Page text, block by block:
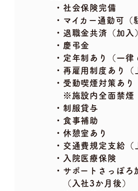
・社会保険完備
・マイカー通勤可（
・退職金共済（加入
・慶弔金
・定年制あり（一律
・再雇用制度あり（
・受動喫煙対策あり
※施設内全面禁煙
・制服貸与
・食事補助
・休憩室あり
・交通費規定支給（
・入院医療保険
・サポートさっぽろ
（入社3か月後）